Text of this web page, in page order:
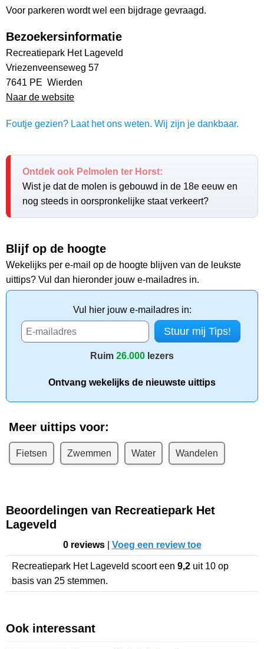
Voor parkeren wordt wel een bijdrage gevraagd.
Bezoekersinformatie
Recreatiepark Het Lageveld
Vriezenveenseweg 57
7641 PE Wierden
Naar de website
Foutje gezien? Laat het ons weten. Wij zijn je dankbaar.
Ontdek ook Pelmolen ter Horst:
Wist je dat de molen is gebouwd in de 18e eeuw en
nog steeds in oorspronkelijke staat verkeert?
Blijf op de hoogte
Wekelijks per e-mail op de hoogte blijven van de leukste
uittips? Vul dan hieronder jouw e-mailadres in.
Vul hier jouw e-mailadres in:
Ruim 26.000 lezers
Ontvang wekelijks de nieuwste uittips
Meer uittips voor:
Fietsen Zwemmen Water Wandelen
Beoordelingen van Recreatiepark Het
Lageveld
0 reviews| Voeg een review toe
Recreatiepark Het Lageveld scoort een 9,2 uit 10 op
basis van 25 stemmen.
Ook interessant